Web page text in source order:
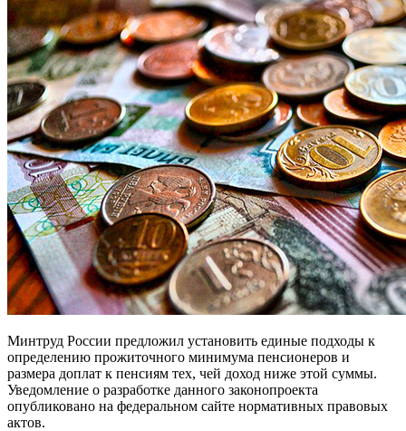
Минтруд России предложил установить единые подходы к
определению прожиточного минимума пенсионеров и
размера доплат к пенсиям тех, чей доход ниже этой суммы.
Уведомление о разработке данного законопроекта
опубликовано на федеральном сайте нормативных правовых
актов.